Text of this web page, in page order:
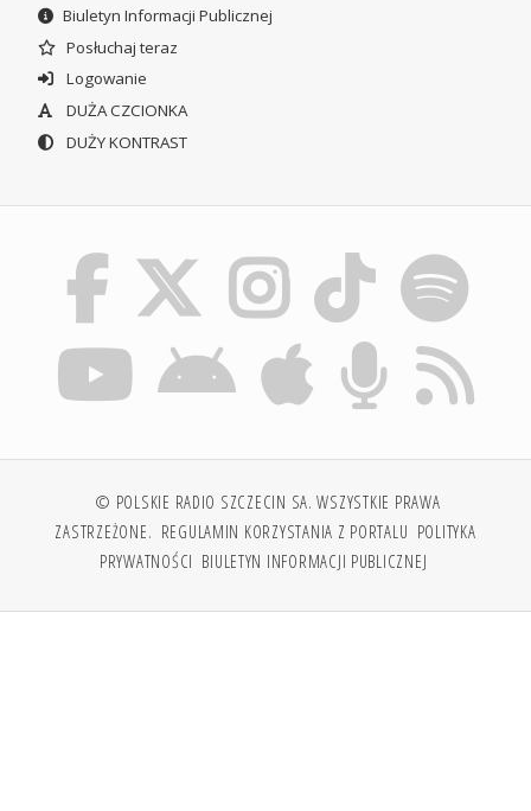
Biuletyn Informacji Publicznej
Posłuchaj teraz
Logowanie
DUŻA CZCIONKA
DUŻY KONTRAST
© POLSKIE RADIO SZCZECIN SA. WSZYSTKIE PRAWA
ZASTRZEŻONE. REGULAMIN KORZYSTANIA Z PORTALU POLITYKA
PRYWATNOŚCI BIULETYN INFORMACJI PUBLICZNEJ